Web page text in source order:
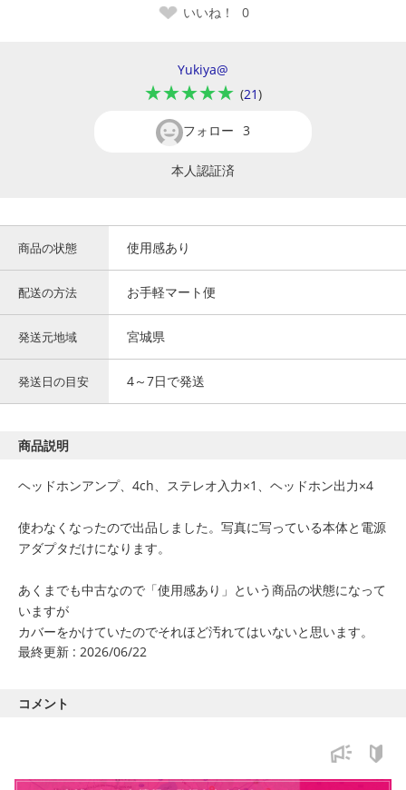
いいね！ 0
Yukiya@
★★★★★ (21)
フォロー 3
本人認証済
商品の状態 使用感あり
配送の方法 お手軽マート便
発送元地域 宮城県
発送日の目安 4～7日で発送
商品説明
ヘッドホンアンプ、4ch、ステレオ入力×1、ヘッドホン出力×4
使わなくなったので出品しました。写真に写っている本体と電源
アダプタだけになります。
あくまでも中古なので「使用感あり」という商品の状態になって
いますが
カバーをかけていたのでそれほど汚れてはいないと思います。
最終更新 : 2026/06/22
コメント